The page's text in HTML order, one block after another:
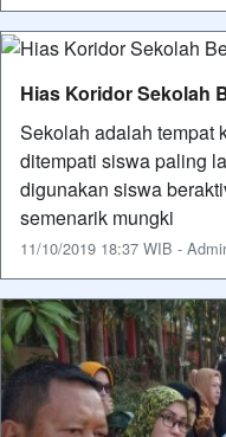
Hias Koridor Sekolah
Sekolah adalah tempat
ditempati siswa paling
digunakan siswa
semenarik mungki
11/10/2019 18:37 WIB -